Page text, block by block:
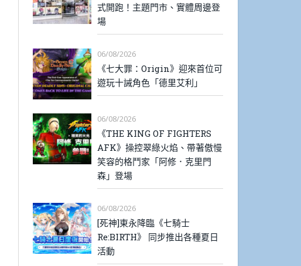
式開跑！主題門市、實體周邊登
場
06/08/2026
《七大罪：Origin》迎來首位可
遊玩十誡角色「德里艾利」
06/08/2026
《THE KING OF FIGHTERS
AFK》操控翠綠火焰、帶著傲慢
笑容的格鬥家「阿修．克里門
森」登場
06/08/2026
[死神]東永降臨《七騎士
Re:BIRTH》 同步推出各種夏日
活動